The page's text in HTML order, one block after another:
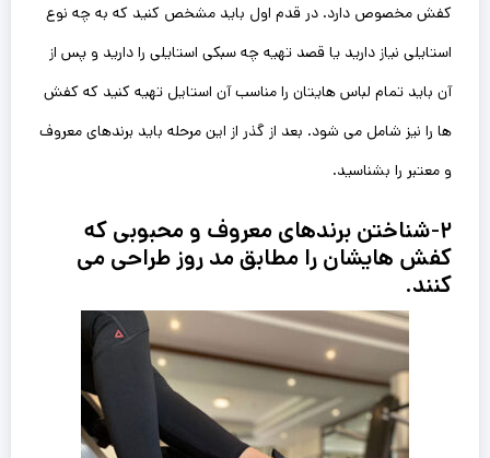
کفش مخصوص دارد. در قدم اول باید مشخص کنید که به چه نوع
استایلی نیاز دارید یا قصد تهیه چه سبکی استایلی را دارید و پس از
آن باید تمام لباس هایتان را مناسب آن استایل تهیه کنید که کفش
ها را نیز شامل می شود. بعد از گذر از این مرحله باید برندهای معروف
و معتبر را بشناسید.
۲-شناختن برندهای معروف و محبوبی که
کفش هایشان را مطابق مد روز طراحی می
کنند.